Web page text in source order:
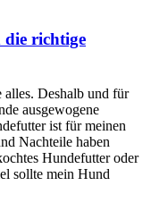
die richtige
alles. Deshalb und für
ausgewogene
ist für meinen
Nachteile haben
Hundefutter oder
sollte mein Hund